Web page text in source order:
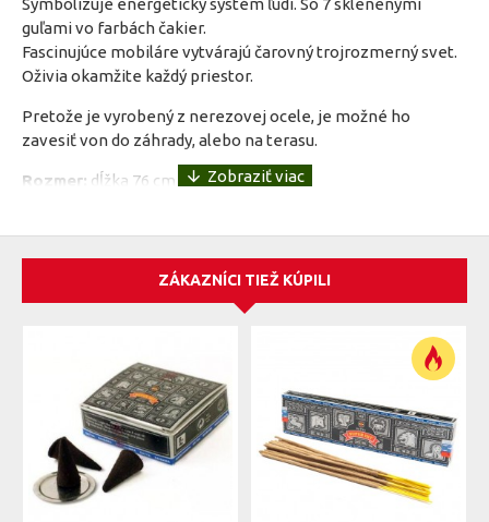
Symbolizuje energetický systém ľudí. So 7 sklenenými
guľami vo farbách čakier.
Fascinujúce mobiláre vytvárajú čarovný trojrozmerný svet.
Oživia okamžite každý priestor.
Pretože je vyrobený z nerezovej ocele, je možné ho
zavesiť von do záhrady, alebo na terasu.
Rozmer: dĺžka 76 cm
ZÁKAZNÍCI TIEŽ KÚPILI